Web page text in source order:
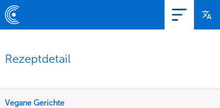
Rezeptdetail
Vegane Gerichte